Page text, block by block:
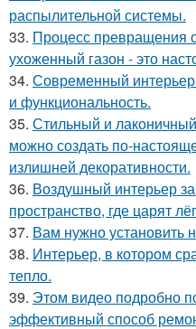
распылительной системы.
33. Процесс превращения
ухоженный газон - это
34. Современный интерьер
и функциональность.
35. Стильный и
можно создать по-
излишней декоративности.
36. Воздушный интерьер
пространство, где царят
37. Вам нужно установить
38. Интерьер, в котором
тепло.
39. Этом видео подробно
эффективный способ